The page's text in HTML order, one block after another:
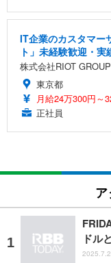
IT企業のカスタマー
ト」未経験歓迎・
株式会社RIOT GROUP
東京都
月給24万300円～
正社員
ア
ドル